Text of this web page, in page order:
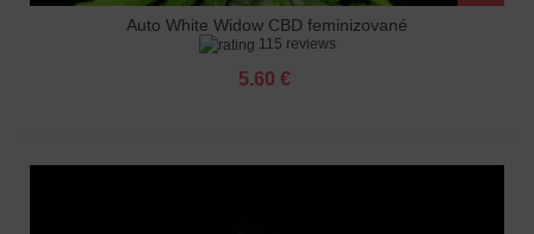
Auto White Widow CBD feminizované
115 reviews
5.60 €